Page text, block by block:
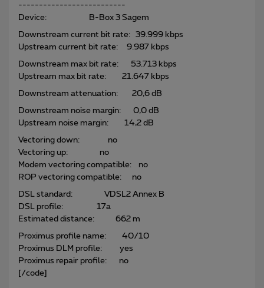
--------------------------
Device: B-Box 3 Sagem
Downstream current bit rate: 39.999 kbps
Upstream current bit rate: 9.987 kbps
Downstream max bit rate: 53.713 kbps
Upstream max bit rate: 21.647 kbps
Downstream attenuation: 20,6 dB
Downstream noise margin: 0,0 dB
Upstream noise margin: 14,2 dB
Vectoring down: no
Vectoring up: no
Modem vectoring compatible: no
ROP vectoring compatible: no
DSL standard: VDSL2 Annex B
DSL profile: 17a
Estimated distance: 662 m
Proximus profile name: 40/10
Proximus DLM profile: yes
Proximus repair profile: no
[/code]